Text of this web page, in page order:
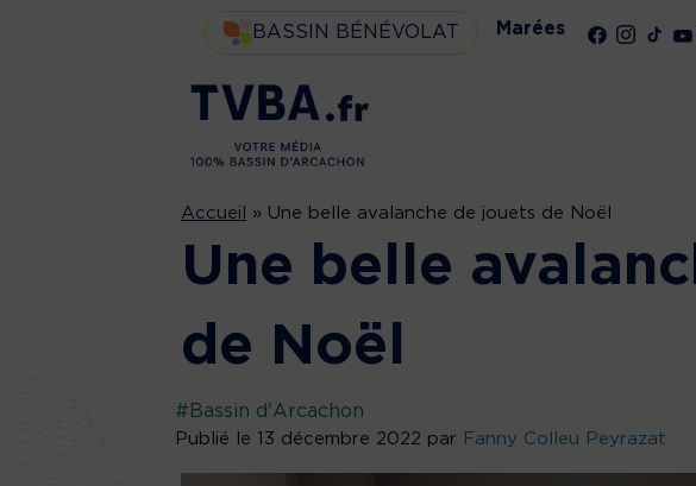
BASSIN BÉNÉVOLAT Marées
Accueil » Une belle avalanche de jouets de Noël
Une belle
de Noël
#Bassin d'Arcachon
Publié le 13 décembre 2022 par Fanny Colleu Peyrazat